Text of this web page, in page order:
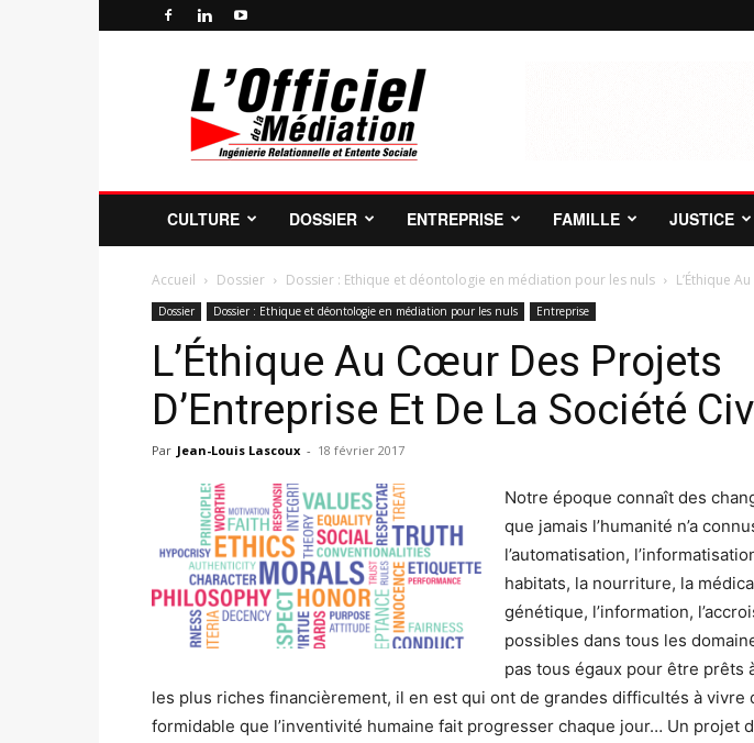
Officiel
Médiation
Professionnelle
et
de
Médiateur
CULTURE DOSSIER ENTREPRISE FAMILLE JUSTICE
Accueil Dossier Dossier : Ethique et déontologie en médiation pour les nuls L’Éthique
Dossier Dossier : Ethique et déontologie en médiation pour les nuls Entreprise
L’Éthique Au Cœur Des Projets
D’Entreprise Et De La Société
Par Jean-Louis Lascoux - 18 février 2017
Notre époque connaît des
que jamais l’humanité n’a
l’automatisation,
habitats, la nourriture, la
génétique, l’information,
possibles dans tous les
pas tous égaux pour être prêts
les plus riches financièrement, il en est qui ont de grandes difficultés à vivre
formidable que l’inventivité humaine fait progresser chaque jour… Un projet